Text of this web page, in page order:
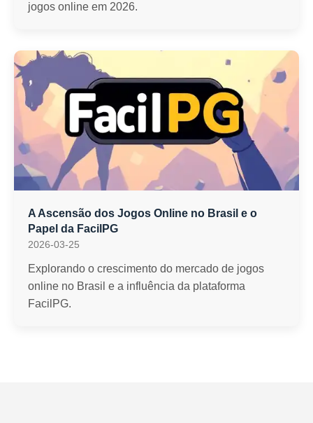
jogos online em 2026.
A Ascensão dos Jogos Online no Brasil e o
Papel da FacilPG
2026-03-25
Explorando o crescimento do mercado de jogos
online no Brasil e a influência da plataforma
FacilPG.